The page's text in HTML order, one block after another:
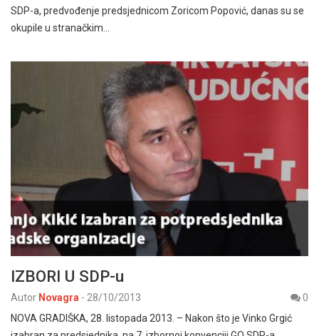
SDP-a, predvođenje predsjednicom Zoricom Popović, danas su se
okupile u stranačkim…
IZBORI U SDP-u
Autor Novagra - 28/10/2013
0
NOVA GRADIŠKA, 28. listopada 2013. – Nakon što je Vinko Grgić